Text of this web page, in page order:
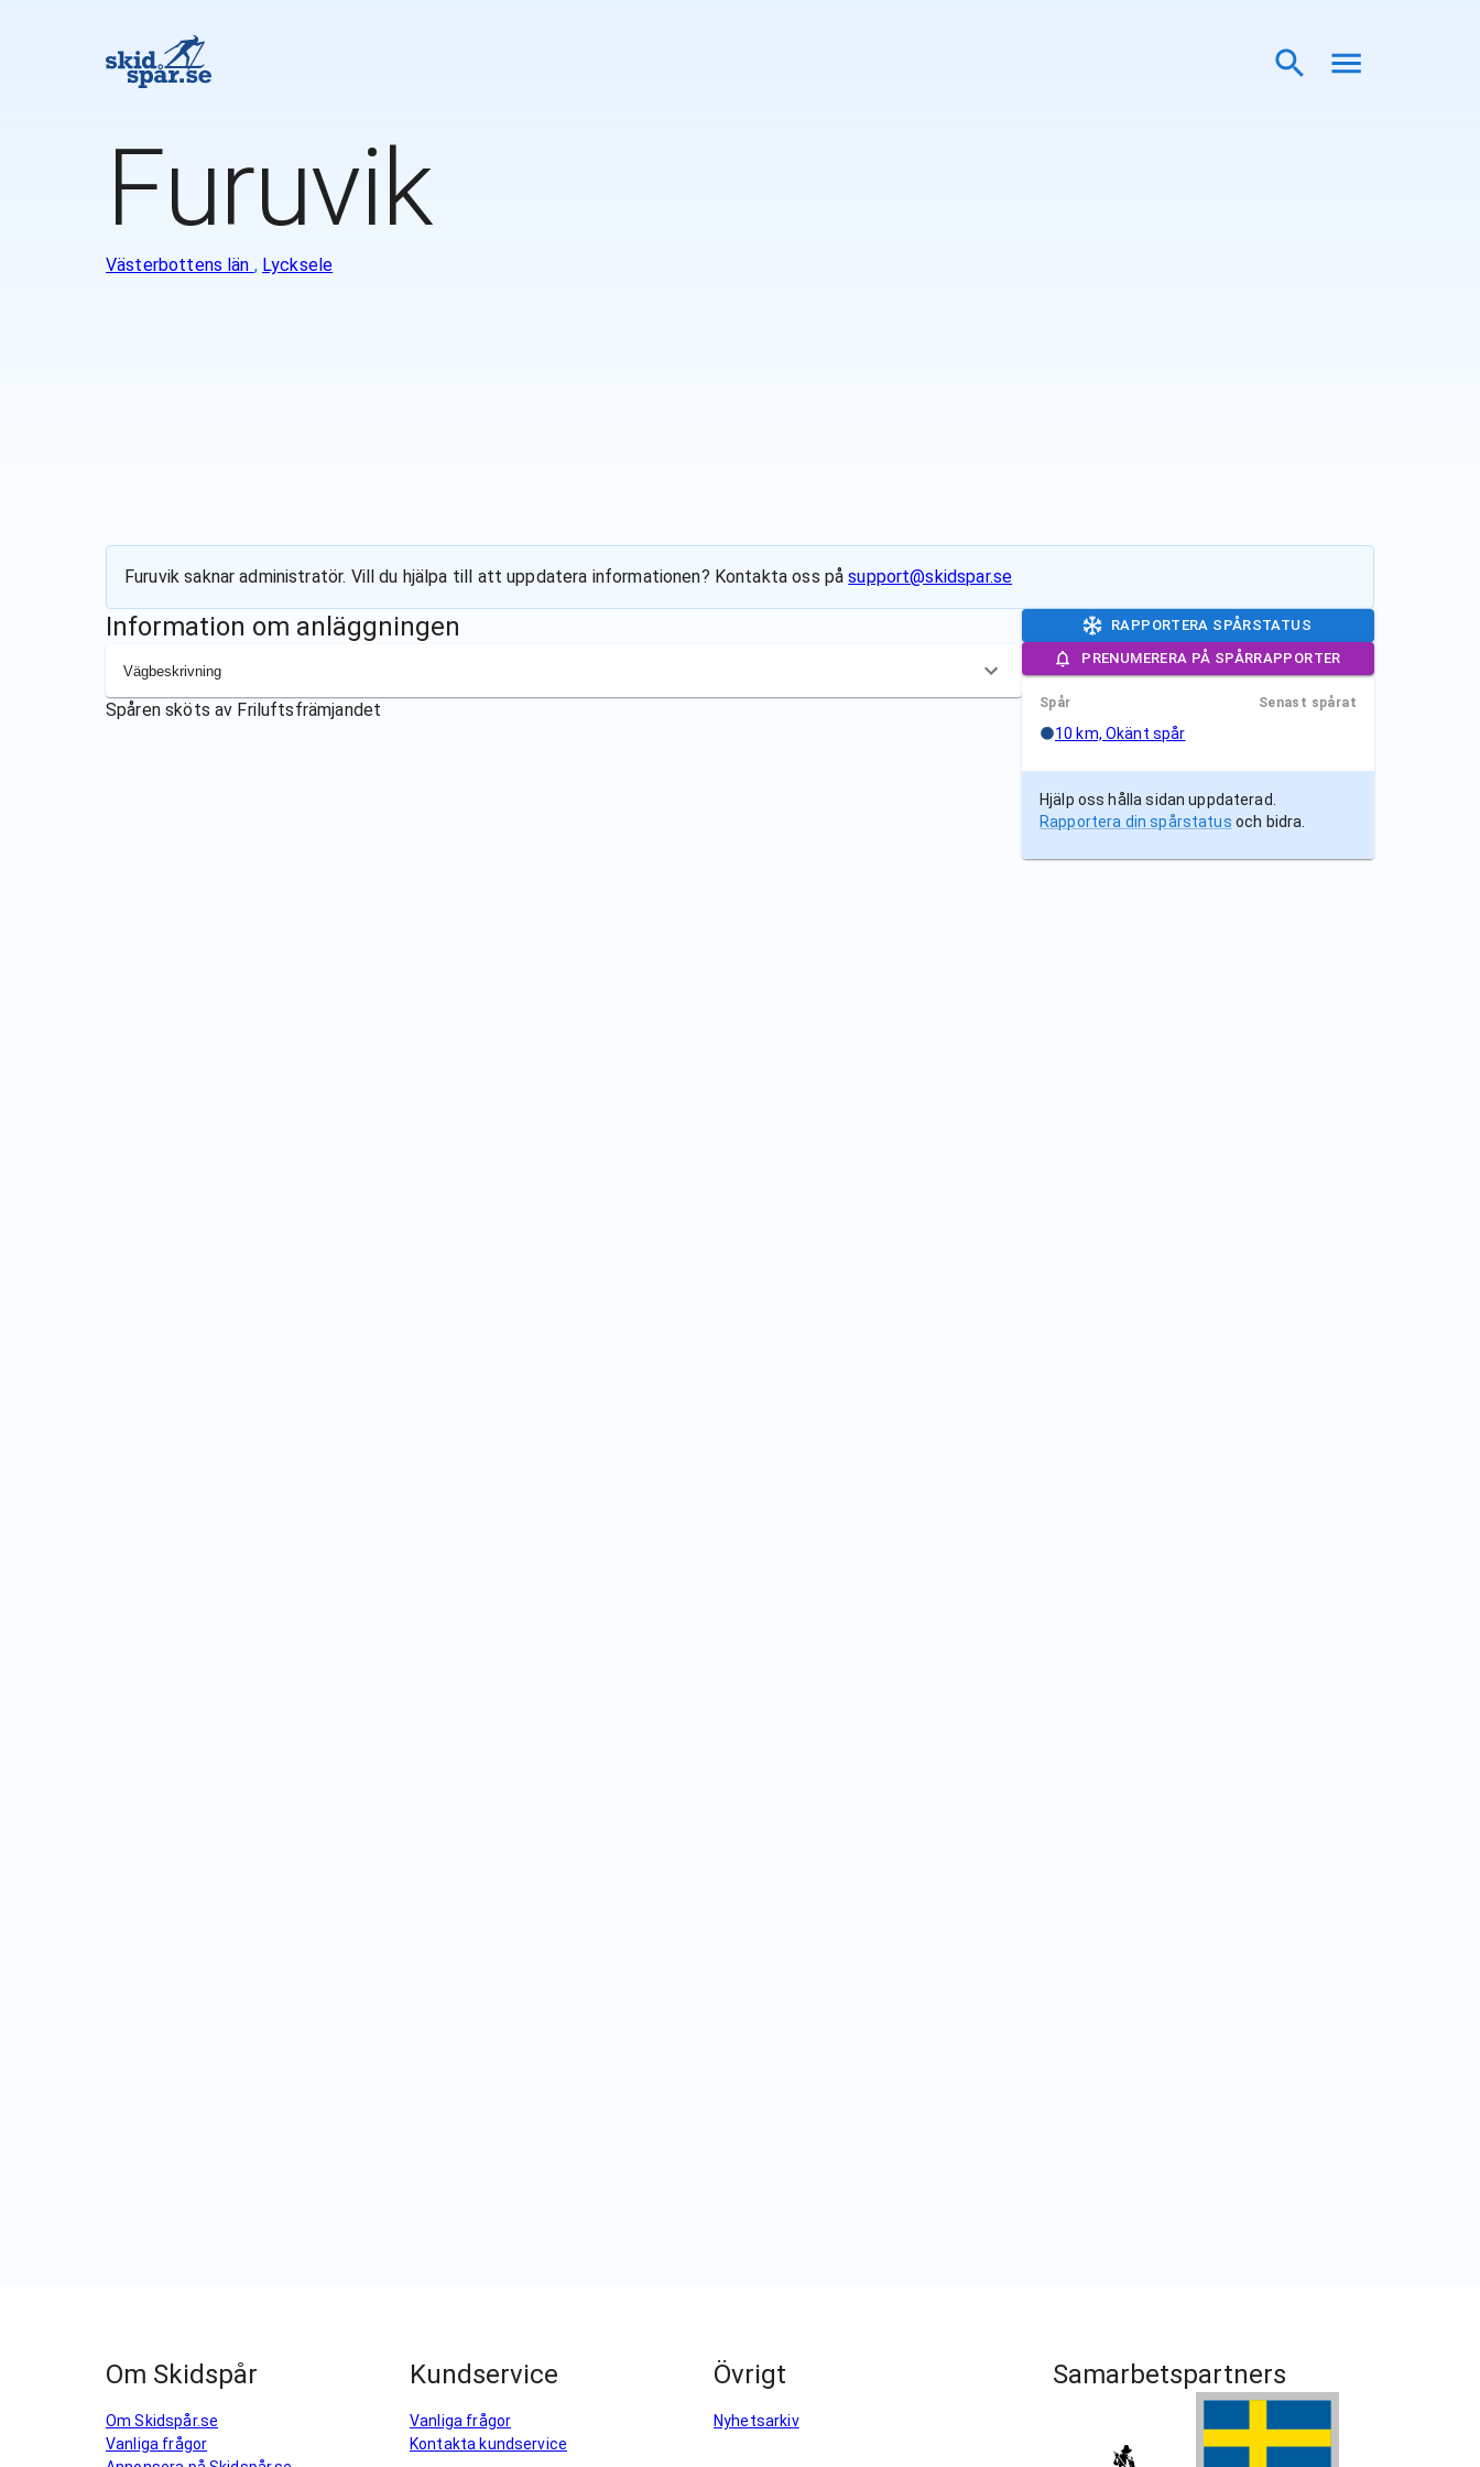
Furuvik
Västerbottens län , Lycksele
Furuvik saknar administratör. Vill du hjälpa till att uppdatera informationen? Kontakta oss på support@skidspar.se
Information om anläggningen
Vägbeskrivning
Spåren sköts av Friluftsfrämjandet
RAPPORTERA SPÅRSTATUS
PRENUMERERA PÅ SPÅRRAPPORTER
Spår Senast spårat
10 km, Okänt spår
Hjälp oss hålla sidan uppdaterad.
Rapportera din spårstatus och bidra.
Om Skidspår
Om Skidspår.se
Vanliga frågor
Kundservice
Vanliga frågor
Kontakta kundservice
Övrigt
Nyhetsarkiv
Samarbetspartners